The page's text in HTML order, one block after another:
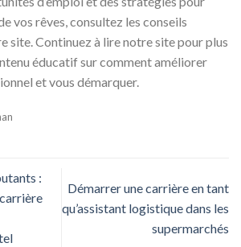
vos rêves, consultez les conseils
site. Continuez à lire notre site pour plus
éducatif sur comment améliorer
et vous démarquer.
:
Démarrer une carrière en tant
qu’assistant logistique dans les
supermarchés